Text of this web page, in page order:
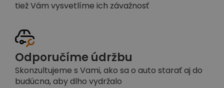
tiež Vám vysvetlíme ich závažnosť
Odporučíme údržbu
Skonzultujeme s Vami, ako sa o auto starať aj do
budúcna, aby dlho vydržalo